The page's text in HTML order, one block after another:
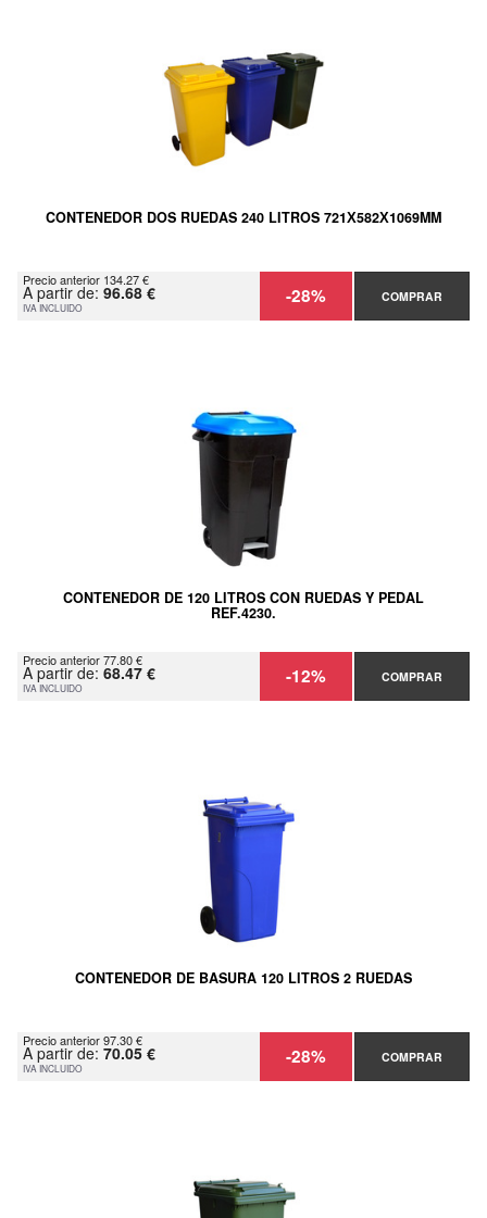
CONTENEDOR DOS RUEDAS 240 LITROS 721Х582Х1069MM
Precio anterior 134.27 €
A partir de: 96.68 €
IVA INCLUIDO -28% COMPRAR
CONTENEDOR DE 120 LITROS CON RUEDAS Y PEDAL
REF.4230.
Precio anterior 77.80 €
A partir de: 68.47 €
IVA INCLUIDO -12% COMPRAR
CONTENEDOR DE BASURA 120 LITROS 2 RUEDAS
Precio anterior 97.30 €
A partir de: 70.05 €
IVA INCLUIDO -28% COMPRAR